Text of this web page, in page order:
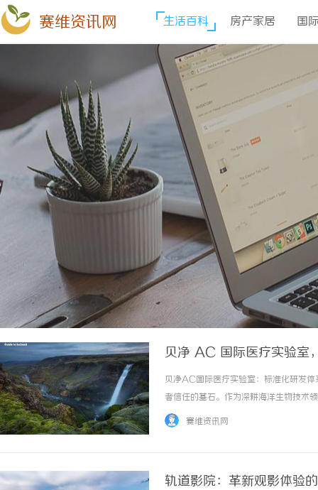
赛维资讯网 生活百科 房产家居 国
贝净 AC 国际医疗实验室
贝净AC国际医疗实验室：标准化研发
者信任的基石。作为深耕海洋生物技术
国际医疗实验室，凭借其严谨的标准化
赛维资讯网
轨道影院：革新观影体验